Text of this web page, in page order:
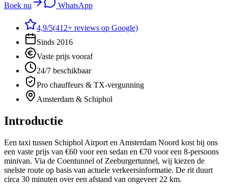
Boek nu WhatsApp
4,9/5(412+ reviews op Google)
Sinds 2016
Vaste prijs vooraf
24/7 beschikbaar
Pro chauffeurs & TX-vergunning
Amsterdam & Schiphol
Introductie
Een taxi tussen Schiphol Airport en Amsterdam Noord kost bij ons
een vaste prijs van €60 voor een sedan en €70 voor een 8-persoons
minivan. Via de Coentunnel of Zeeburgertunnel, wij kiezen de
snelste route op basis van actuele verkeersinformatie. De rit duurt
circa 30 minuten over een afstand van ongeveer 22 km.